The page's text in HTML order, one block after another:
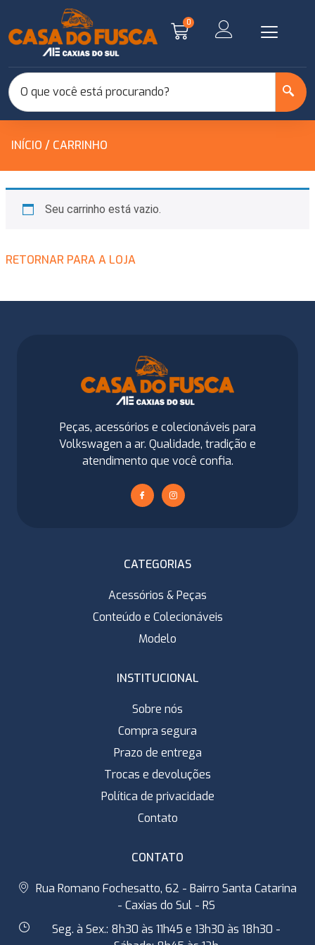
0
INÍCIO / CARRINHO
Seu carrinho está vazio.
RETORNAR PARA A LOJA
Peças, acessórios e colecionáveis para
Volkswagen a ar. Qualidade, tradição e
atendimento que você confia.
CATEGORIAS
Acessórios & Peças
Conteúdo e Colecionáveis
Modelo
INSTITUCIONAL
Sobre nós
Compra segura
Prazo de entrega
Trocas e devoluções
Política de privacidade
Contato
CONTATO
Rua Romano Fochesatto, 62 - Bairro Santa Catarina
- Caxias do Sul - RS
Seg. à Sex.: 8h30 às 11h45 e 13h30 às 18h30 -